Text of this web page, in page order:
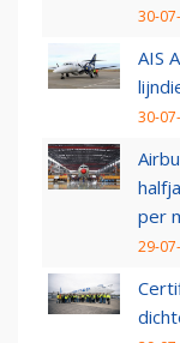
30-
AIS
30-
per
29-